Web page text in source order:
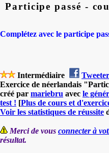
Participe passé -
Complétez avec le participe
Intermédiaire Tweeter
Exercice de néerlandais
créé par mariebru avec le
test ! [Plus de cours et
Voir les statistiques de réussite
Merci de vous connecter à
résultat.